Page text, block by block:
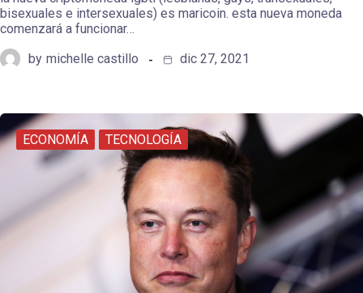
bisexuales e intersexuales) es maricoin. esta nueva moneda
comenzará a funcionar…
by michelle castillo dic 27, 2021
ECONOMÍA TECNOLOGÍA